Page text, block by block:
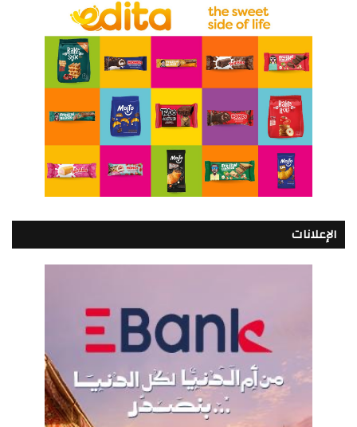
الإعلانات